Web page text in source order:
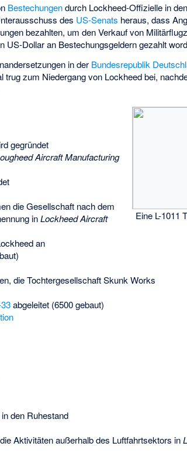
Bestechungendurch Lockheed-Offizielle in
des US-Senats heraus, dass
bezahlten, um den Verkauf von
US-Dollar an Bestechungsgeldern gezahlt
in der Bundesrepublik
trug zum Niedergang von Lockheed bei,
Eine L-1011
gegründet
Aircraft Manufacturing
die Gesellschaft nach dem
inLockheed Aircraft
an
die Tochtergesellschaft Skunk Works
abgeleitet (6500 gebaut)
den Ruhestand
Aktivitäten außerhalb des Luftfahrtsektors in